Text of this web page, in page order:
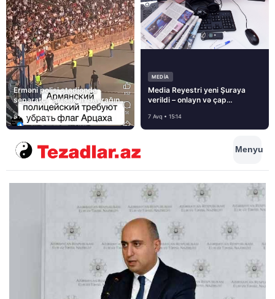
Erməni polisi stadionda
separatçı “Artsax”ın bayrağını
müsadirə etdi və…
8 Avq • 08:39
MEDİA
Media Reyestri yeni Şuraya
verildi – onlayn və çap
7 Avq • 15:14
Menyu